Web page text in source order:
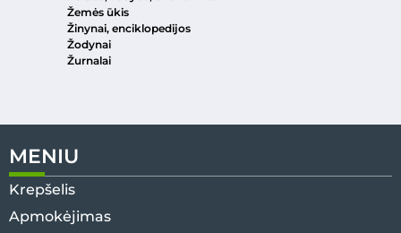
Žemės ūkis
Žinynai, enciklopedijos
Žodynai
Žurnalai
MENIU
Krepšelis
Apmokėjimas